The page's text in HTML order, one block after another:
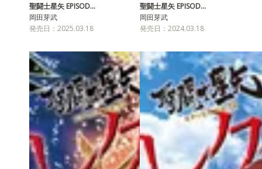
聖闘士星矢 EPISOD…
岡田芽武
発売日：2025.03.18
聖闘士星矢 EPISOD…
岡田芽武
発売日：2024.03.18